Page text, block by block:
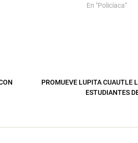
En "Policíaca"
PROMUEVE LUPITA CUAUTLE
ESTUDIANTES